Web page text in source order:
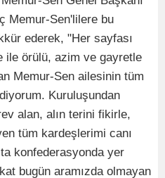
Memur-Sen'lilere bu
ederek, "Her sayfası
ile örülü, azim ve gayretle
Memur-Sen ailesinin tüm
Kuruluşundan
alan, alın terini fikirle,
tüm kardeşlerimi canı
konfederasyonda yer
bugün aramızda olmayan